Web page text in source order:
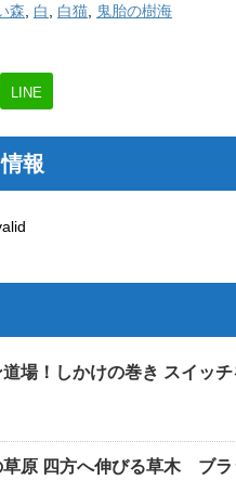
森 白 白猫 鬼胎の樹海
LINE
報
道場！しかけの巻き スイッ
草原 四方へ伸びる草木 ブ